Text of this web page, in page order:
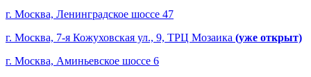
г. Москва, Ленинградское шоссе 47
г. Москва, 7-я Кожуховская ул., 9, ТРЦ Мозаика (уже открыт)
г. Москва, Аминьевское шоссе 6